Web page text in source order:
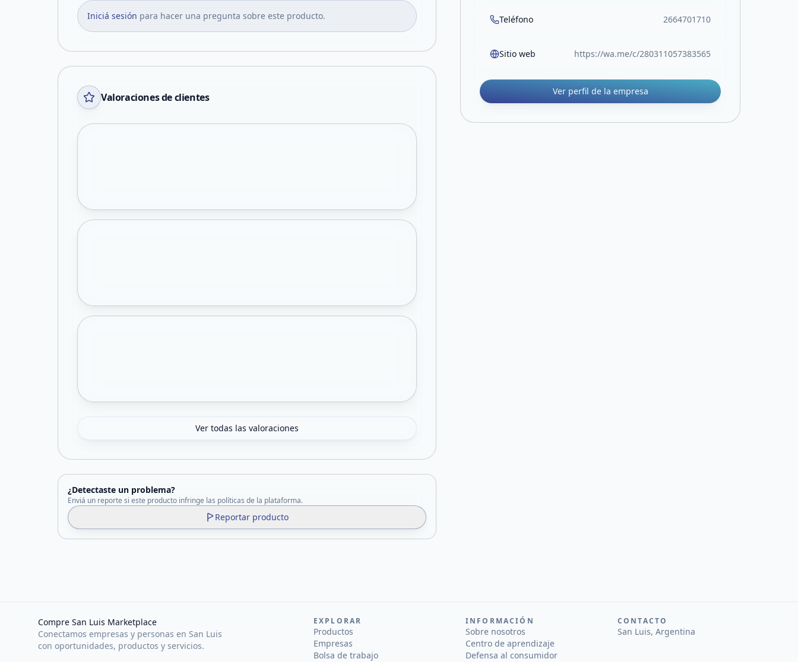
Iniciá sesión para hacer una pregunta sobre este producto.
Valoraciones de clientes
Ver todas las valoraciones
¿Detectaste un problema?
Enviá un reporte si este producto infringe las políticas de la plataforma.
Reportar producto
Teléfono 2664701710
Sitio web https://wa.me/c/280311057383565
Ver perfil de la empresa
Compre San Luis Marketplace
Conectamos empresas y personas en San Luis
con oportunidades, productos y servicios.
EXPLORAR
Productos
Empresas
Bolsa de trabajo
INFORMACIÓN
Sobre nosotros
Centro de aprendizaje
Defensa al consumidor
CONTACTO
San Luis, Argentina